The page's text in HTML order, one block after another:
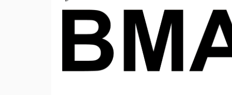
Standard